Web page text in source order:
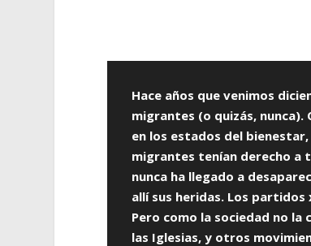
Hace años que venimos
migrantes (o quizás,
en los estados del
migrantes tenían derecho a
nunca ha llegado a
allí sus heridas. Los
Pero como la sociedad no
las Iglesias, y otros